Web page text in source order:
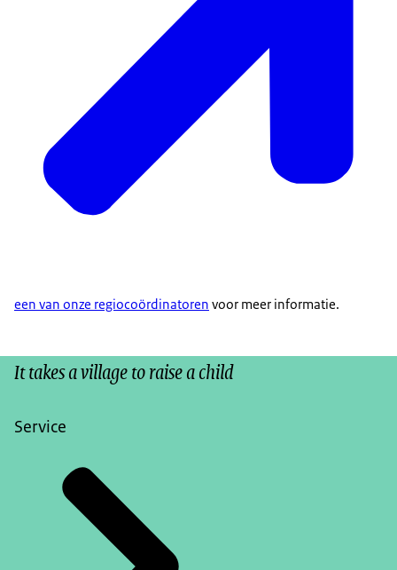
een van onze regiocoördinatoren voor meer informatie.
It takes a village to raise a child
Service